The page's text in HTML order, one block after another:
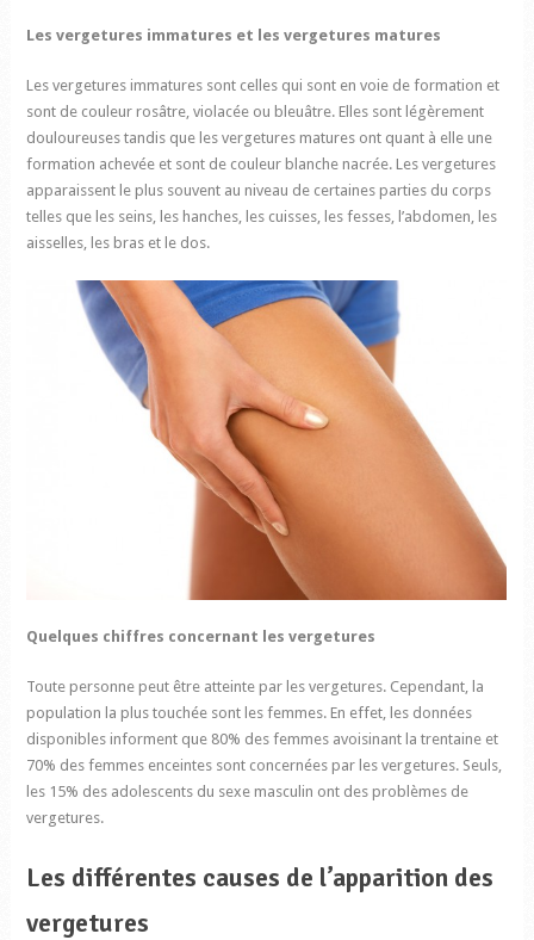
Les vergetures immatures et les vergetures matures
Les vergetures immatures sont celles qui sont en voie de formation et
sont de couleur rosâtre, violacée ou bleuâtre. Elles sont légèrement
douloureuses tandis que les vergetures matures ont quant à elle une
formation achevée et sont de couleur blanche nacrée. Les vergetures
apparaissent le plus souvent au niveau de certaines parties du corps
telles que les seins, les hanches, les cuisses, les fesses, l’abdomen, les
aisselles, les bras et le dos.
Quelques chiffres concernant les vergetures
Toute personne peut être atteinte par les vergetures. Cependant, la
population la plus touchée sont les femmes. En effet, les données
disponibles informent que 80% des femmes avoisinant la trentaine et
70% des femmes enceintes sont concernées par les vergetures. Seuls,
les 15% des adolescents du sexe masculin ont des problèmes de
vergetures.
Les différentes causes de l’apparition des
vergetures